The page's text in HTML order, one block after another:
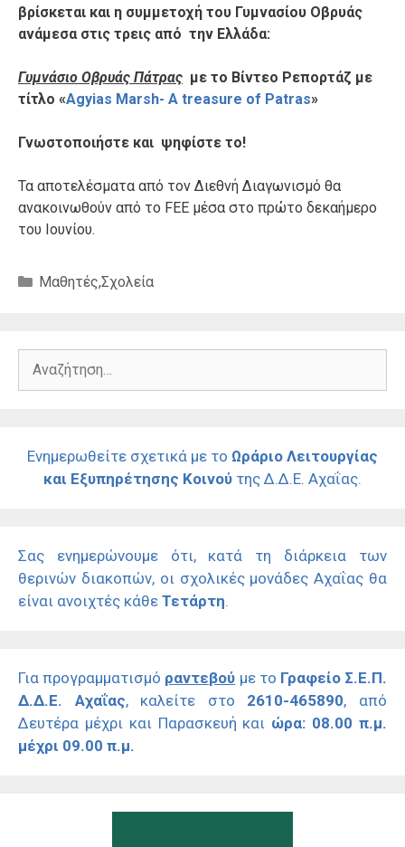
βρίσκεται και η συμμετοχή του Γυμνασίου Οβρυάς
ανάμεσα στις τρεις από την Ελλάδα:
Γυμνάσιο Οβρυάς Πάτρας με το Βίντεο Ρεπορτάζ με
τίτλο «Agyias Marsh- A treasure of Patras»
Γνωστοποιήστε και ψηφίστε το!
Τα αποτελέσματα από τον Διεθνή Διαγωνισμό θα
ανακοινωθούν από το FEE μέσα στο πρώτο δεκαήμερο
του Ιουνίου.
Κατηγορίες
Μαθητές,Σχολεία
Αναζήτηση
Ενημερωθείτε σχετικά με το Ωράριο Λειτουργίας
και Εξυπηρέτησης Κοινού της Δ.Δ.Ε. Αχαΐας.
Σας ενημερώνουμε ότι, κατά τη διάρκεια των
θερινών διακοπών, οι σχολικές μονάδες Αχαΐας θα
είναι ανοιχτές κάθε Τετάρτη.
Για προγραμματισμό ραντεβού με το Γραφείο Σ.Ε.Π.
Δ.Δ.Ε. Αχαΐας, καλείτε στο 2610-465890, από
Δευτέρα μέχρι και Παρασκευή και ώρα: 08.00 π.μ.
μέχρι 09.00 π.μ.